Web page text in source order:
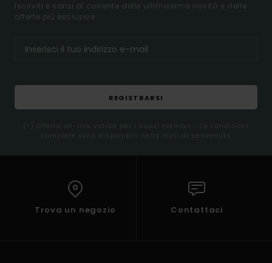
Iscriviti e sarai al corrente delle ultimissime novità e delle
offerte più esclusive.
REGISTRARSI
(*) Offerta on-line valida per i nuovi membri - Le condizioni
complete sono disponibili nella mail di benvenuto
Trova un negozio Contattaci